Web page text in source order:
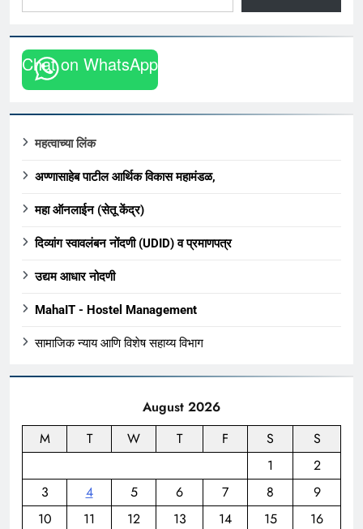
Chat on WhatsApp
महत्वाच्या लिंक
अण्णासाहेब पाटील आर्थिक विकास महामंडळ,
महा ऑनलाईन (सेतू केंद्र)
दिव्यांग स्वावलंबन नोंदणी (UDID) व प्रमाणपत्र
उद्यम आधार नोदणी
MahaIT - Hostel Management
सामाजिक न्याय आणि विशेष सहाय्य विभाग
August 2026
M
T W T F S
S
1
2
3
4 5 6 7 8
9
10
11 12 13 14 15
16